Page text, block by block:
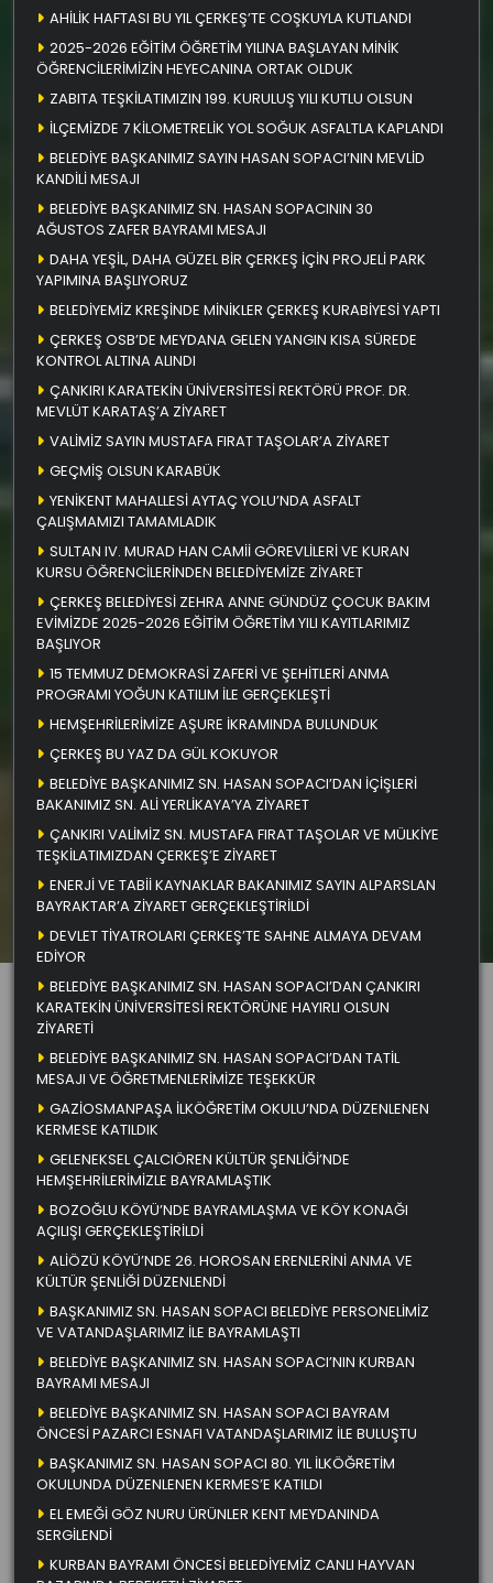
AHİLİK HAFTASI BU YIL ÇERKEŞ’TE COŞKUYLA KUTLANDI
2025-2026 EĞİTİM ÖĞRETİM YILINA BAŞLAYAN MİNİK
ÖĞRENCİLERİMİZİN HEYECANINA ORTAK OLDUK
ZABITA TEŞKİLATIMIZIN 199. KURULUŞ YILI KUTLU OLSUN
İLÇEMİZDE 7 KİLOMETRELİK YOL SOĞUK ASFALTLA KAPLANDI
BELEDİYE BAŞKANIMIZ SAYIN HASAN SOPACI’NIN MEVLİD
KANDİLİ MESAJI
BELEDİYE BAŞKANIMIZ SN. HASAN SOPACININ 30
AĞUSTOS ZAFER BAYRAMI MESAJI
DAHA YEŞİL, DAHA GÜZEL BİR ÇERKEŞ İÇİN PROJELİ PARK
YAPIMINA BAŞLIYORUZ
BELEDİYEMİZ KREŞİNDE MİNİKLER ÇERKEŞ KURABİYESİ YAPTI
ÇERKEŞ OSB’DE MEYDANA GELEN YANGIN KISA SÜREDE
KONTROL ALTINA ALINDI
ÇANKIRI KARATEKİN ÜNİVERSİTESİ REKTÖRÜ PROF. DR.
MEVLÜT KARATAŞ’A ZİYARET
VALİMİZ SAYIN MUSTAFA FIRAT TAŞOLAR’A ZİYARET
GEÇMİŞ OLSUN KARABÜK
YENİKENT MAHALLESİ AYTAÇ YOLU’NDA ASFALT
ÇALIŞMAMIZI TAMAMLADIK
SULTAN IV. MURAD HAN CAMİİ GÖREVLİLERİ VE KURAN
KURSU ÖĞRENCİLERİNDEN BELEDİYEMİZE ZİYARET
ÇERKEŞ BELEDİYESİ ZEHRA ANNE GÜNDÜZ ÇOCUK BAKIM
EVİMİZDE 2025-2026 EĞİTİM ÖĞRETİM YILI KAYITLARIMIZ
BAŞLIYOR
15 TEMMUZ DEMOKRASİ ZAFERİ VE ŞEHİTLERİ ANMA
PROGRAMI YOĞUN KATILIM İLE GERÇEKLEŞTİ
HEMŞEHRİLERİMİZE AŞURE İKRAMINDA BULUNDUK
ÇERKEŞ BU YAZ DA GÜL KOKUYOR
BELEDİYE BAŞKANIMIZ SN. HASAN SOPACI’DAN İÇİŞLERİ
BAKANIMIZ SN. ALİ YERLİKAYA’YA ZİYARET
ÇANKIRI VALİMİZ SN. MUSTAFA FIRAT TAŞOLAR VE MÜLKİYE
TEŞKİLATIMIZDAN ÇERKEŞ’E ZİYARET
ENERJİ VE TABİİ KAYNAKLAR BAKANIMIZ SAYIN ALPARSLAN
BAYRAKTAR’A ZİYARET GERÇEKLEŞTİRİLDİ
DEVLET TİYATROLARI ÇERKEŞ’TE SAHNE ALMAYA DEVAM
EDİYOR
BELEDİYE BAŞKANIMIZ SN. HASAN SOPACI’DAN ÇANKIRI
KARATEKİN ÜNİVERSİTESİ REKTÖRÜNE HAYIRLI OLSUN
ZİYARETİ
BELEDİYE BAŞKANIMIZ SN. HASAN SOPACI’DAN TATİL
MESAJI VE ÖĞRETMENLERİMİZE TEŞEKKÜR
GAZİOSMANPAŞA İLKÖĞRETİM OKULU’NDA DÜZENLENEN
KERMESE KATILDIK
GELENEKSEL ÇALCIÖREN KÜLTÜR ŞENLİĞİ’NDE
HEMŞEHRİLERİMİZLE BAYRAMLAŞTIK
BOZOĞLU KÖYÜ’NDE BAYRAMLAŞMA VE KÖY KONAĞI
AÇILIŞI GERÇEKLEŞTİRİLDİ
ALİÖZÜ KÖYÜ’NDE 26. HOROSAN ERENLERİNİ ANMA VE
KÜLTÜR ŞENLİĞİ DÜZENLENDİ
BAŞKANIMIZ SN. HASAN SOPACI BELEDİYE PERSONELİMİZ
VE VATANDAŞLARIMIZ İLE BAYRAMLAŞTI
BELEDİYE BAŞKANIMIZ SN. HASAN SOPACI’NIN KURBAN
BAYRAMI MESAJI
BELEDİYE BAŞKANIMIZ SN. HASAN SOPACI BAYRAM
ÖNCESİ PAZARCI ESNAFI VATANDAŞLARIMIZ İLE BULUŞTU
BAŞKANIMIZ SN. HASAN SOPACI 80. YIL İLKÖĞRETİM
OKULUNDA DÜZENLENEN KERMES’E KATILDI
EL EMEĞİ GÖZ NURU ÜRÜNLER KENT MEYDANINDA
SERGİLENDİ
KURBAN BAYRAMI ÖNCESİ BELEDİYEMİZ CANLI HAYVAN